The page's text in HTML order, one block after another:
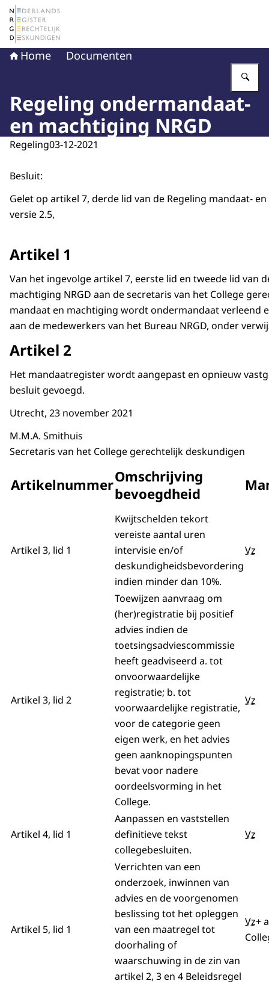
Naar de homepage van Nederlands Register
Home Documenten
Regeling ondermandaat-
en machtiging NRGD
Regeling03-12-2021
Besluit:
Gelet op artikel 7, derde lid van de Regeling mandaat-
versie 2.5,
Artikel 1
Van het ingevolge artikel 7, eerste lid en tweede lid van
machtiging NRGD aan de secretaris van het College
mandaat en machtiging wordt ondermandaat verleend
aan de medewerkers van het Bureau NRGD, onder
Artikel 2
Het mandaatregister wordt aangepast en opnieuw
besluit gevoegd.
Utrecht, 23 november 2021
M.M.A. Smithuis
Secretaris van het College gerechtelijk deskundigen
ArtikelnummerOmschrijving
bevoegdheid
Artikel 3, lid 1
Kwijtschelden tekort
vereiste aantal uren
intervisie en/of
deskundigheidsbevordering
indien minder dan 10%.
Vz
Artikel 3, lid 2
Toewijzen aanvraag om
(her)registratie bij positief
advies indien de
toetsingsadviescommissie
heeft geadviseerd a. tot
onvoorwaardelijke
registratie; b. tot
voorwaardelijke registratie,
voor de categorie geen
eigen werk, en het advies
geen aanknopingspunten
bevat voor nadere
oordeelsvorming in het
College.
Vz
Artikel 4, lid 1
Aanpassen en vaststellen
definitieve tekst
collegebesluiten.
Vz
Artikel 5, lid 1
Verrichten van een
onderzoek, inwinnen van
advies en de voorgenomen
beslissing tot het opleggen
van een maatregel tot
doorhaling of
waarschuwing in de zin van
artikel 2, 3 en 4 Beleidsregel
Vz+